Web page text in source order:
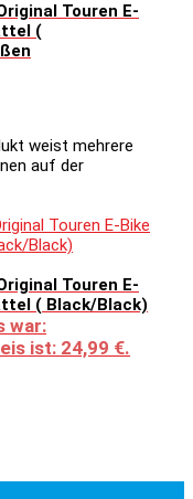
Touren E-
(
weist mehrere
auf der
Touren E-
( Black/Black)
war:
ist: 24,99 €.